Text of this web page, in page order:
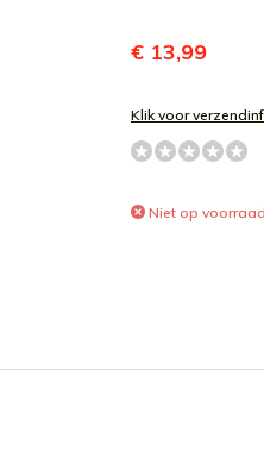
€ 13,99
Klik voor
Niet op voorraad